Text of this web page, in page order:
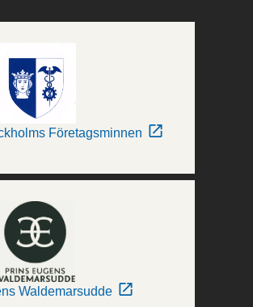
Företagsminnen
Waldemarsudde